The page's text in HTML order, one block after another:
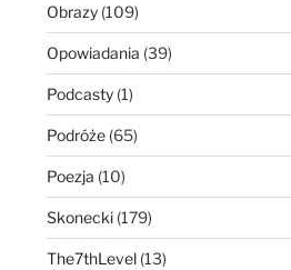
Obrazy(109)
Opowiadania (39)
Podcasty(1)
Podróże(65)
Poezja (10)
Skonecki(179)
The7thLevel(13)